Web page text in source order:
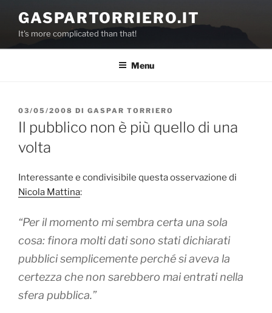
contenuto
GASPARTORRIERO.IT
It's more complicated than that!
Menu
PUBBLICATO
IL
03/05/2008 DI GASPAR TORRIERO
Il pubblico non è più quello di una
volta
Interessante e condivisibile questa osservazione di
Nicola Mattina:
“Per il momento mi sembra certa una sola
cosa: finora molti dati sono stati dichiarati
pubblicisemplicemente perché si aveva la
certezza che non sarebbero mai entrati nella
sfera pubblica.”